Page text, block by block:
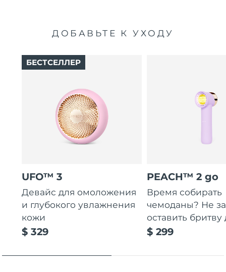
ДОБАВЬТЕ К УХОДУ
UFO™ 3
Девайс для омоложения
и глубокого увлажнения
кожи
$ 329
БЕСТСЕЛЛЕР
PEACH™ 2 go
Время собирать
чемоданы? Не
оставить бритву
$ 299